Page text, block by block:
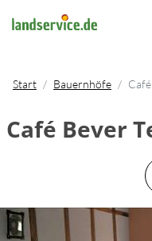
Start Bauernhöfe
Café Bever